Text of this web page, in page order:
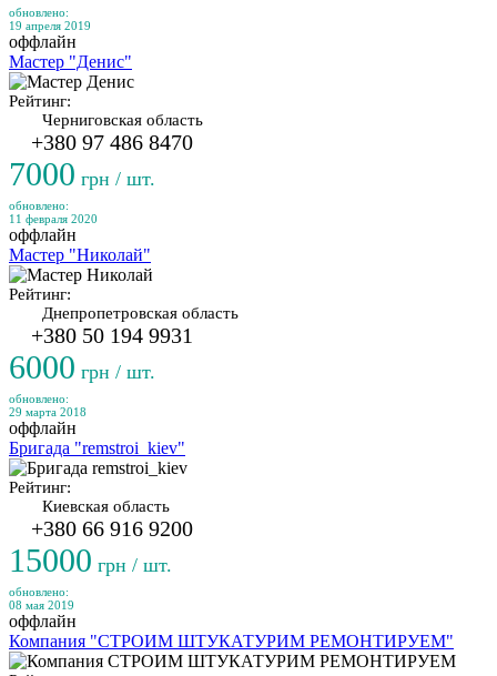
обновлено:
19 апреля 2019
оффлайн
Мастер "Денис"
Рейтинг:
Черниговская область
+380 97 486 8470
7000 грн / шт.
обновлено:
11 февраля 2020
оффлайн
Мастер "Николай"
Рейтинг:
Днепропетровская область
+380 50 194 9931
6000 грн / шт.
обновлено:
29 марта 2018
оффлайн
Бригада "remstroi_kiev"
Рейтинг:
Киевская область
+380 66 916 9200
15000 грн / шт.
обновлено:
08 мая 2019
оффлайн
Компания "СТРОИМ ШТУКАТУРИМ РЕМОНТИРУЕМ"